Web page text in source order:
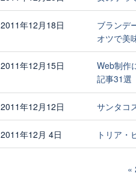
2011年12月18日
ブランデ
オツで美
2011年12月15日
Web制作
記事31選
2011年12月12日 サンタコ
2011年12月 4日 トリア・